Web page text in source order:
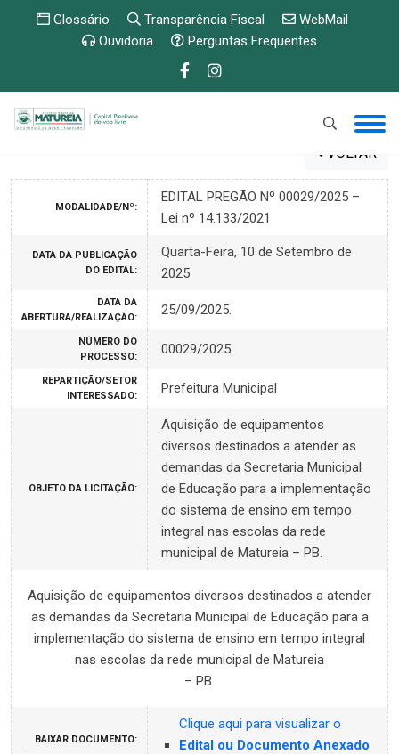
Glossário Transparência Fiscal
WebMail
Ouvidoria
Perguntas Frequentes
VOLTAR
MODALIDADE/Nº:
EDITAL PREGÃO Nº 00029/2025 –
Lei nº 14.133/2021
DATA DA PUBLICAÇÃO
DO EDITAL:
Quarta-Feira, 10 de Setembro de
2025
DATA DA
ABERTURA/REALIZAÇÃO:
25/09/2025.
NÚMERO DO
PROCESSO:
00029/2025
REPARTIÇÃO/SETOR
INTERESSADO:
Prefeitura Municipal
OBJETO DA LICITAÇÃO:
Aquisição de equipamentos
diversos destinados a atender as
demandas da Secretaria Municipal
de Educação para a implementação
do sistema de ensino em tempo
integral nas escolas da rede
municipal de Matureia – PB.
Aquisição de equipamentos diversos destinados a atender
as demandas da Secretaria Municipal de Educação para a
implementação do sistema de ensino em tempo integral
nas escolas da rede municipal de Matureia
– PB.
BAIXAR DOCUMENTO:
Clique aqui para visualizar o
Edital ou Documento Anexado